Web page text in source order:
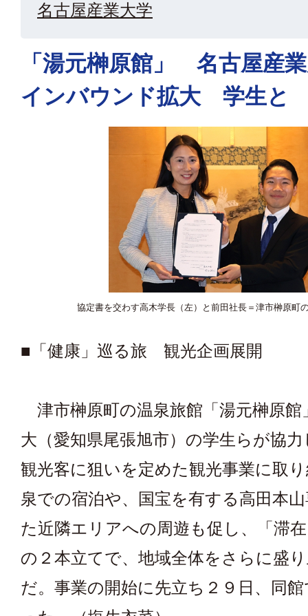
名古屋産業大学
「湯元榊原館」 名古屋産
インバウンド拡大 学生と
協定書を交わす高木学長（左）と前田社長＝津市榊原町
■「健康」巡る旅 観光企画展開
津市榊原町の温泉旅館「湯元榊原館
大（愛知県尾張旭市）の学生らが協
観光客に狙いを定めた観光事業に取
泉での宿泊や、国宝を有する高田本
た近隣エリアへの周遊も促し、「滞
の２本立てで、地域全体をさらに盛
だ。事業の開始に先立ち２９日、同